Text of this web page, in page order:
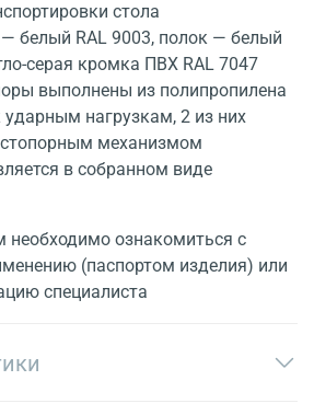
стола
белый RAL 9003, полок — белый
серая кромка ПВХ RAL 7047
выполнены из полипропилена
ударным нагрузкам, 2 из них
механизмом
в собранном виде
необходимо ознакомиться с
(паспортом изделия) или
специалиста